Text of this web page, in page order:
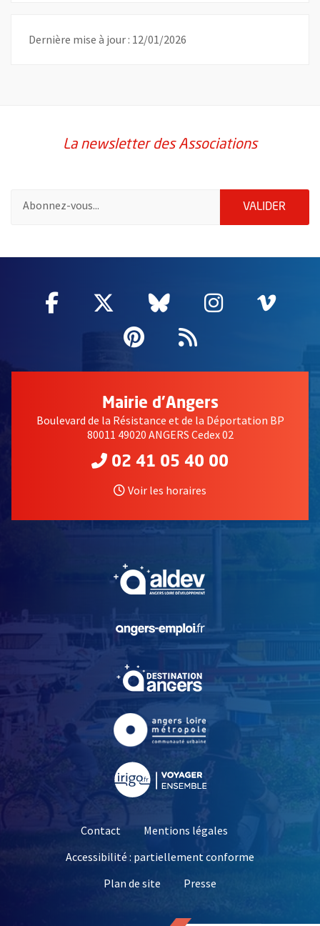
Dernière mise à jour : 12/01/2026
La newsletter des Associations
VALIDER
Facebook
, Ouvre une nouvelle fenêtre
Twitter
, Ouvre une nouvelle
Bluesky
, Ouvre une
Instagram
, Ouvre
,
Pinterest
, Ouvre une
Flux RSS
Mairie d'Angers
Boulevard de la Résistance et de la Déportation BP
80011 49020 ANGERS Cedex 02
02 41 05 40 00
Voir les horaires
, Ouvre une nouvelle
, Ouvre une nouvelle
Contact
Mentions légales
Accessibilité : partiellement conforme
Plan de site
Presse